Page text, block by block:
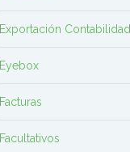
Exportación Contabilidad
Eyebox
Facturas
Facultativos